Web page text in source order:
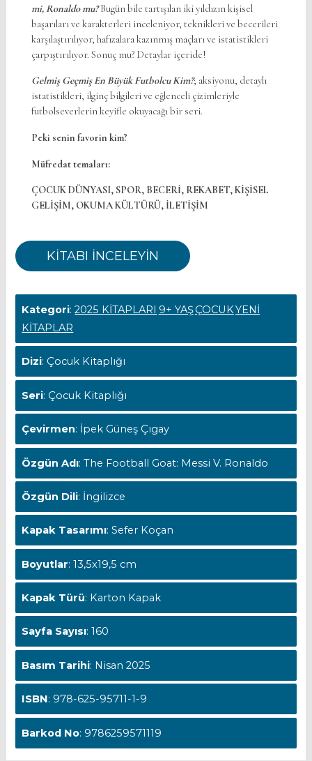
mi, Ronaldo mu?Bugün bile tartışılan iki yıldızın kişisel
başarıları ve karakterleri inceleniyor, teknikleri ve becerileri
karşılaştırılıyor, hafızalara kazınmış maçları ve istatistikleri
çarpıştırılıyor. Sonuç mu? Detaylar içeride!
Gelmiş Geçmiş En Büyük Futbolcu Kim?; aksiyonu, detaylı
istatistikleri, ilginç bilgileri ve eğlenceli çizimleriyle
futbolseverlerin keyifle okuyacağı bir seri.
Peki senin favorin kim?
Müfredat temaları:
ÇOCUK DÜNYASI, SPOR, BECERİ, REKABET, KİŞİSEL
GELİŞİM, OKUMA KÜLTÜRÜ, İLETİŞİM
KİTABI İNCELEYİN
Kategori:2025 KİTAPLARI 9+ YAŞÇOCUKYENİ
KİTAPLAR
Dizi: Çocuk Kitaplığı
Seri: Çocuk Kitaplığı
Çevirmen: İpek Güneş Çıgay
Özgün Adı: The Football Goat: Messi V. Ronaldo
Özgün Dili: İngilizce
Kapak Tasarımı: Sefer Koçan
Boyutlar: 13,5x19,5 cm
Kapak Türü: Karton Kapak
Sayfa Sayısı: 160
Basım Tarihi: Nisan 2025
ISBN: 978-625-95711-1-9
Barkod No: 9786259571119